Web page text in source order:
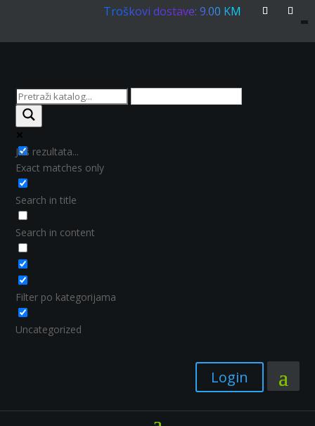
Troškovi dostave: 9.00 KM
Još rezultata...
Exact matches only
Search in title
Search in content
Filter po kategorijama
Uncategorized
Login